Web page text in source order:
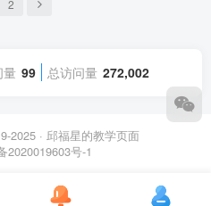
2
量 99 总访问量 272,002
2025 · 邱福星的教学页面
2020019603号-1